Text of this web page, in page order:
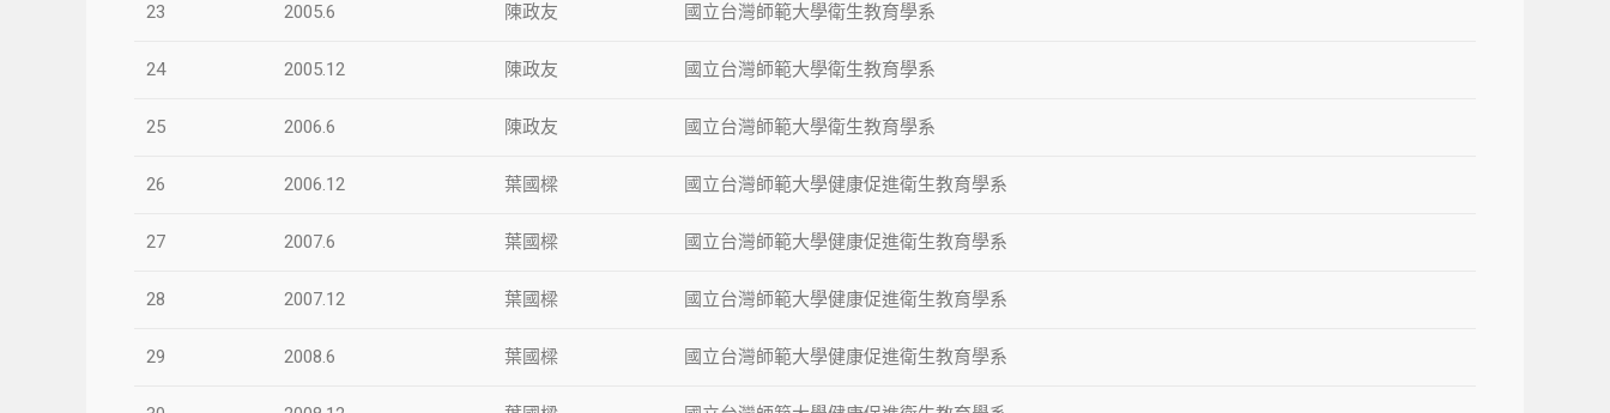
23 2005.6 陳政友 國立台灣師範大學衛生教育學系
24 2005.12 陳政友 國立台灣師範大學衛生教育學系
25 2006.6 陳政友 國立台灣師範大學衛生教育學系
26 2006.12 葉國樑 國立台灣師範大學健康促進衛生教育學系
27 2007.6 葉國樑 國立台灣師範大學健康促進衛生教育學系
28 2007.12 葉國樑 國立台灣師範大學健康促進衛生教育學系
29 2008.6 葉國樑 國立台灣師範大學健康促進衛生教育學系